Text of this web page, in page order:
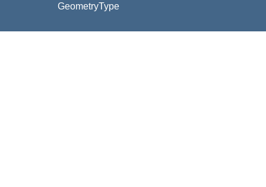
GeometryType